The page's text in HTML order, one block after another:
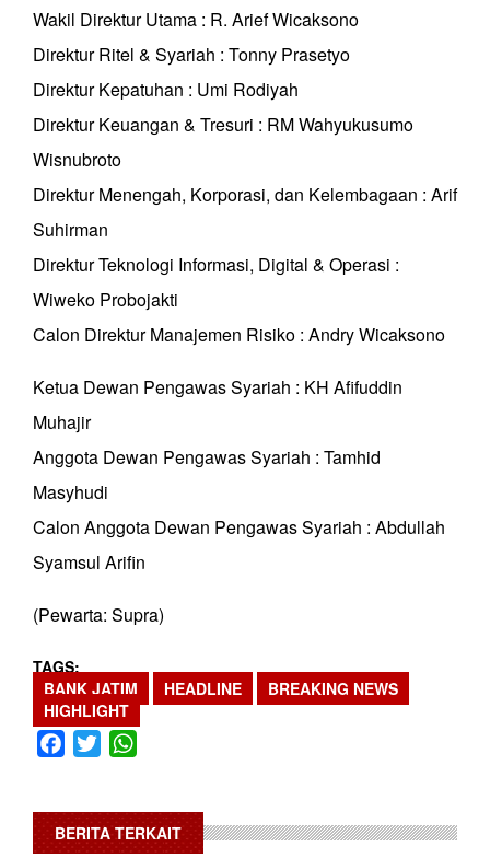
Wakil Direktur Utama : R. Arief Wicaksono
Direktur Ritel & Syariah : Tonny Prasetyo
Direktur Kepatuhan : Umi Rodiyah
Direktur Keuangan & Tresuri : RM Wahyukusumo
Wisnubroto
Direktur Menengah, Korporasi, dan Kelembagaan : Arif
Suhirman
Direktur Teknologi Informasi, Digital & Operasi :
Wiweko Probojakti
Calon Direktur Manajemen Risiko : Andry Wicaksono
Ketua Dewan Pengawas Syariah : KH Afifuddin
Muhajir
Anggota Dewan Pengawas Syariah : Tamhid
Masyhudi
Calon Anggota Dewan Pengawas Syariah : Abdullah
Syamsul Arifin
(Pewarta: Supra)
TAGS
BANK JATIM
HEADLINE
BREAKING NEWS
HIGHLIGHT
Facebook
Twitter
BERITA TERKAIT